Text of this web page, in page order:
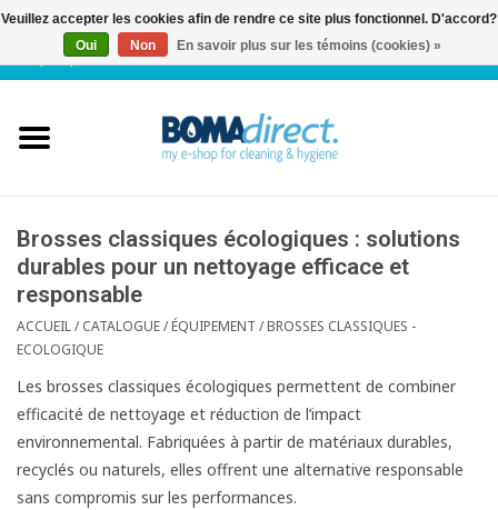
FR| 0 Articles
Service client
Blog
Brosses classiques écologiques : solutions
durables pour un nettoyage efficace et
responsable
ACCUEIL/CATALOGUE/ÉQUIPEMENT /BROSSES CLASSIQUES -
ECOLOGIQUE
Les brosses classiques écologiques permettent de combiner
efficacité de nettoyage et réduction de l’impact
environnemental. Fabriquées à partir de matériaux durables,
recyclés ou naturels, elles offrent une alternative responsable
sans compromis sur les performances.
Veuillez accepter les cookies afin de rendre ce site plus fonctionnel. D'accord?
Oui
Non En savoir plus sur les témoins (cookies) »